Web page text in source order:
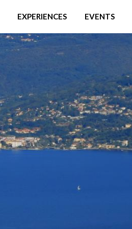
EXPERIENCES EVENTS